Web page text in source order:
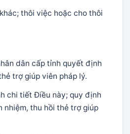
thôi việc hoặc cho thôi
dân cấp tỉnh quyết định
trợ giúp viên pháp lý.
chi tiết Điều này; quy định
nhiệm, thu hồi thẻ trợ giúp